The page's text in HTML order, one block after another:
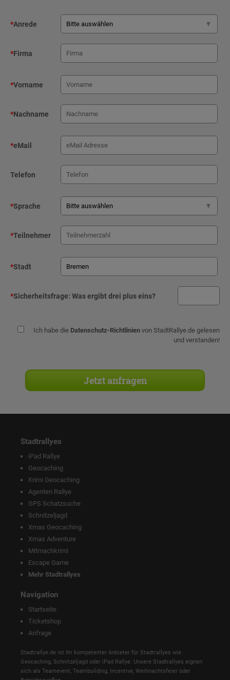
*Anrede
*Firma
*Vorname
*Nachname
*eMail
Telefon
*Sprache
*Teilnehmer
*Stadt
*Sicherheitsfrage: Was ergibt drei plus eins?
Ich habe die Datenschutz-Richtlinien von StadtRallye.de gelesen
und verstanden!
Stadtrallyes
iPad Rallye
Geocaching
Krimi Geocaching
Agenten Rallye
GPS Schatzsuche
Schnitzeljagd
Xmas Geocaching
Xmas Adventure
Mitmachkrimi
Escape Game
Mehr Stadtrallyes
Navigation
Startseite
Ticketshop
Anfrage
Stadtrallye.de ist Ihr kompetenter Anbieter für Stadtrallyes wie
Geocaching, Schnitzeljagd oder iPad Rallye. Unsere Stadtrallyes eignen
sich als Teamevent, Teambuilding, Incentive, Weihnachtsfeier oder